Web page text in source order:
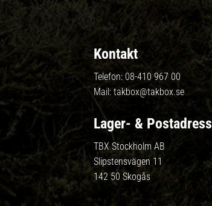
Kontakt
Telefon: 08-410 967 00
Mail: takbox@takbox.se
Lager- & Postadress
TBX Stockholm AB
Slipstensvägen 11
142 50 Skogås